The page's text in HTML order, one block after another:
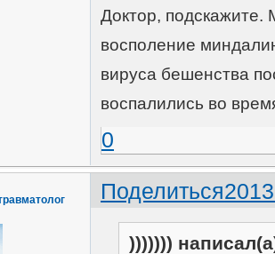
Доктор, подскажите.
восполение
вируса бешенства
воспалились во
0
Поделиться
)))))))